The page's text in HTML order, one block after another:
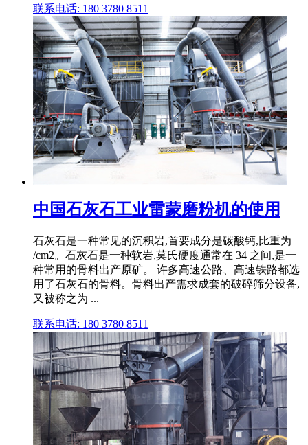
联系电话: 180 3780 8511
中国石灰石工业雷蒙磨粉机的使用
石灰石是一种常见的沉积岩,首要成分是碳酸钙,比重为
/cm2。石灰石是一种软岩,莫氏硬度通常在 34 之间,是一
种常用的骨料出产原矿。 许多高速公路、高速铁路都选
用了石灰石的骨料。骨料出产需求成套的破碎筛分设备,
又被称之为 ...
联系电话: 180 3780 8511